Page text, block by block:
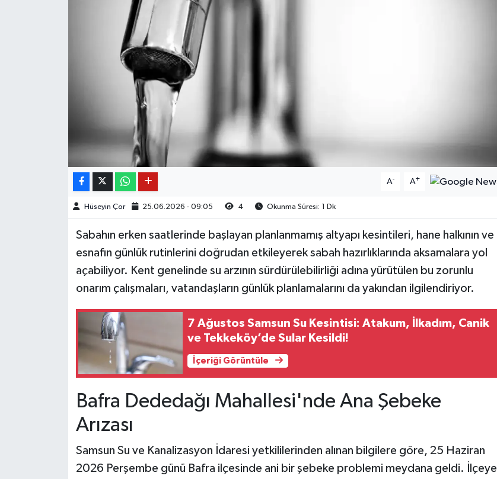
A- A+
Hüseyin Çor 25.06.2026 - 09:05 4 Okunma Süresi: 1 Dk
Sabahın erken saatlerinde başlayan planlanmamış altyapı kesintileri, hane halkının ve
esnafın günlük rutinlerini doğrudan etkileyerek sabah hazırlıklarında aksamalara yol
açabiliyor. Kent genelinde su arzının sürdürülebilirliği adına yürütülen bu zorunlu
onarım çalışmaları, vatandaşların günlük planlamalarını da yakından ilgilendiriyor.
7 Ağustos Samsun Su Kesintisi: Atakum, İlkadım, Canik
ve Tekkeköy’de Sular Kesildi!
İçeriği Görüntüle
Bafra Dededağı Mahallesi'nde Ana Şebeke
Arızası
Samsun Su ve Kanalizasyon İdaresi yetkililerinden alınan bilgilere göre, 25 Haziran
2026 Perşembe günü Bafra ilçesinde ani bir şebeke problemi meydana geldi. İlçeye